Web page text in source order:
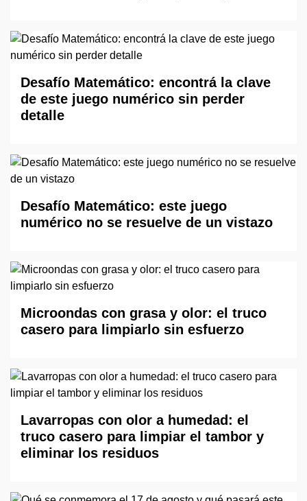
Desafío Matemático: encontrá la clave
de este juego numérico sin perder
detalle
Desafío Matemático: este juego
numérico no se resuelve de un vistazo
Microondas con grasa y olor: el truco
casero para limpiarlo sin esfuerzo
Lavarropas con olor a humedad: el
truco casero para limpiar el tambor y
eliminar los residuos